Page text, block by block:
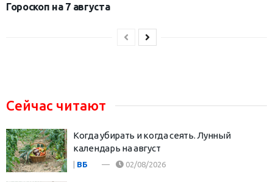
Гороскоп на 7 августа
Сейчас читают
Когда убирать и когда сеять. Лунный
календарь на август
| ВБ 02/08/2026